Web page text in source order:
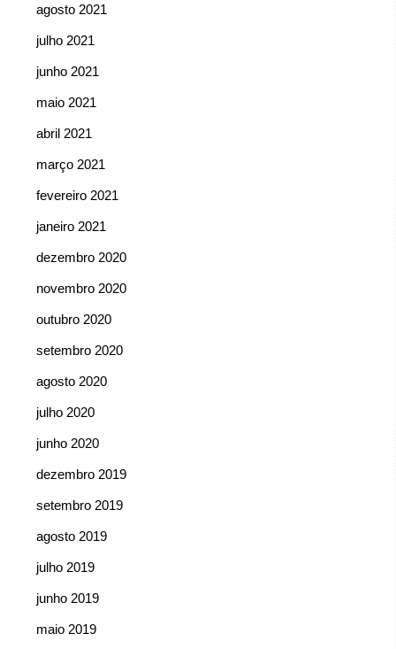
agosto 2021
julho 2021
junho 2021
maio 2021
abril 2021
março 2021
fevereiro 2021
janeiro 2021
dezembro 2020
novembro 2020
outubro 2020
setembro 2020
agosto 2020
julho 2020
junho 2020
dezembro 2019
setembro 2019
agosto 2019
julho 2019
junho 2019
maio 2019